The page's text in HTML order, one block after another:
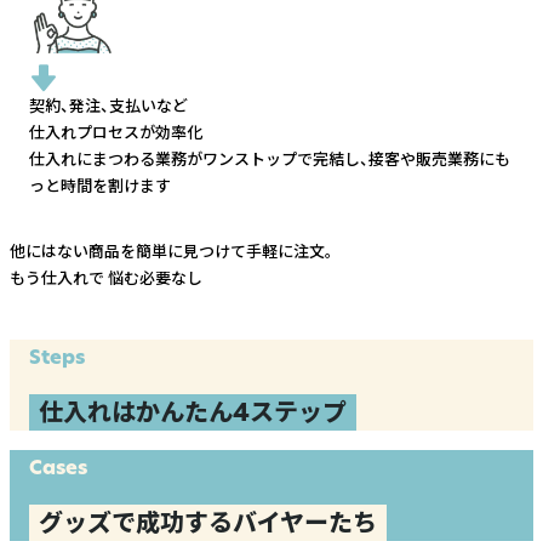
契約、発注、支払いなど
仕入れプロセスが効率化
仕入れにまつわる業務がワンストップで完結し、接客や販売業務にも
っと時間を割けます
他にはない商品を簡単に見つけて手軽に注文。
もう仕入れで 悩む必要なし
Steps
仕入れはかんたん4ステップ
Cases
グッズで成功するバイヤーたち